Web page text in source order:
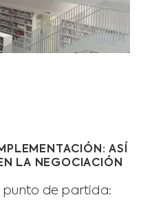
ASÍ
LA NEGOCIACIÓN
punto de partida: